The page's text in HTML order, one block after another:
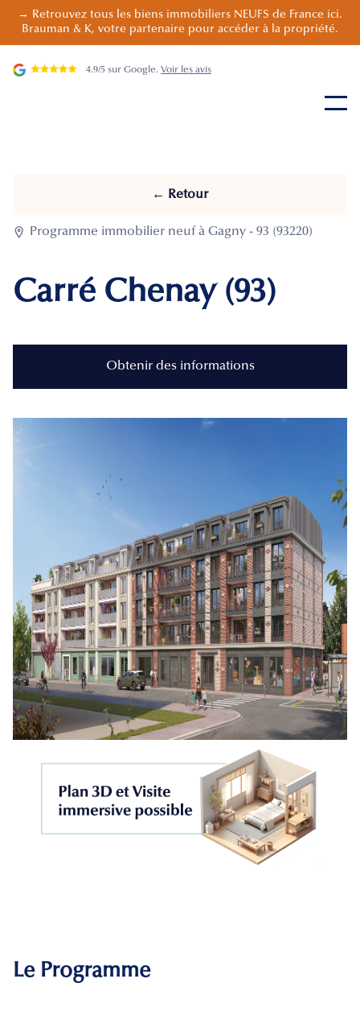
→ Retrouvez tous les biens immobiliers NEUFS de France ici.
Brauman & K, votre partenaire pour accéder à la propriété.
4.9/5 sur Google. Voir les avis
← Retour
 Programme immobilier neuf à Gagny - 93 (93220)
Carré Chenay (93)
Obtenir des informations
Le Programme